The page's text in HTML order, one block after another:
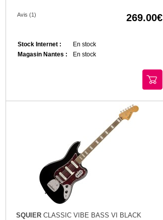
Avis (1) 269.00
Stock Internet :
En stock
Magasin Nantes :
En stock
SQUIERCLASSIC VIBE BASS VI BLACK